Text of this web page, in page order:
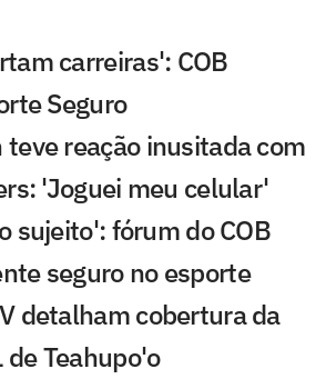
carreiras': COB
Seguro
reação inusitada com
'Joguei meu celular'
sujeito': fórum do COB
seguro no esporte
detalham cobertura da
de Teahupo'o